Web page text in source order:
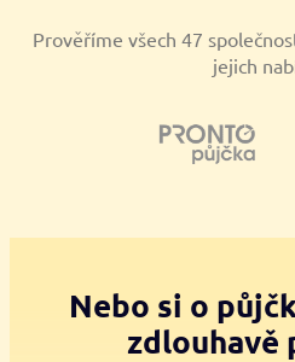
Prověříme všech 47
jejich
Nebo si o
zdlouhavě